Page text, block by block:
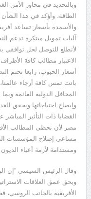
وبالتحديد في محاور الأمن
الطاقة، وأؤكد في هذا الشأن
والأسمدة بأسعار تساعد
آليات تمويل مبتكرة تدعم
لأتطلع للتوصل لحل توافقي
الاعتبار مطالب كافة
أسعار الحبوب، رابعا تحتم
باتت تمس كافة أرجاء
المحافل الدولية القائمة
وإيضاح احتياجاتها ويحقق
القضايا ذات التأثير
مصر لأن تحظى المطالب
مساعي إصلاح المؤسسات
ومستدامة لأزمة أعباء
وقال الرئيس السيسي “إن
وبحق عمق العلاقات
الأفريقية بالجانب الروسي،